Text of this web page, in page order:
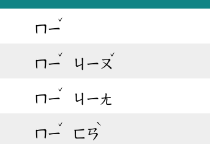
ㄇㄧ
ˇ
ㄇㄧ
ˇ
ㄐㄧㄡ
ˇ
ㄇㄧ
ˇ
ㄐㄧㄤ
ㄇㄧ
ˇ
ㄈㄢ
ˋ